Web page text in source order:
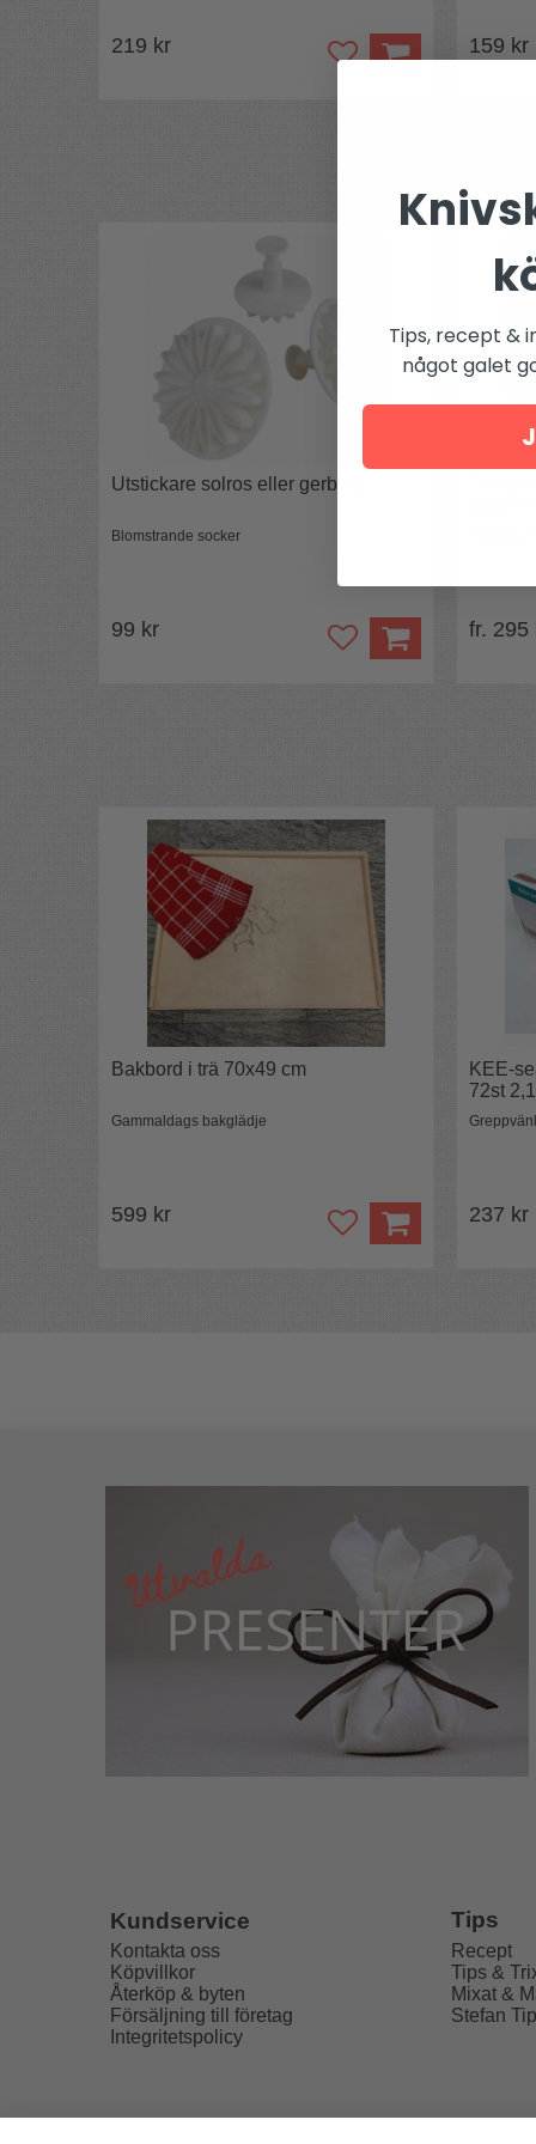
219 kr 159 kr
Utstickare solros eller gerbera
Blomstrande socker
99 kr fr. 295
Bakbord i trä 70x49 cm
Gammaldags bakglädje
599 kr
KEE-
72st
237 kr
Kundservice
Kontakta oss
Köpvillkor
Återköp & byten
Försäljning till företag
Integritetspolicy
Tips
Recept
Tips &
Mixat &
Stefan
Tips, recept &
något galet